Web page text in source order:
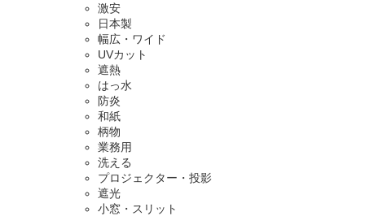
激安
日本製
幅広・ワイド
UVカット
遮熱
はっ水
防炎
和紙
柄物
業務用
洗える
プロジェクター・投影
遮光
小窓・スリット